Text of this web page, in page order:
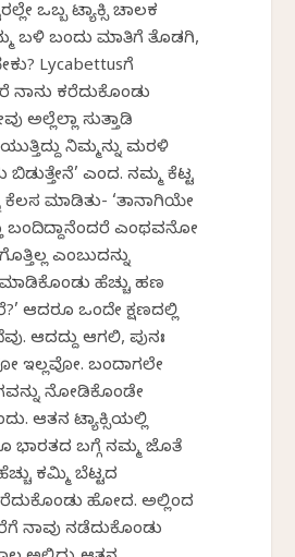
ಒಬ್ಬ ಟ್ಯಾಕ್ಸಿ ಚಾಲಕ
ಬಳಿ ಬಂದು ಮಾತಿಗೆ ತೊಡಗಿ,
Lycabettusಗೆ
ನಾನು ಕರೆದುಕೊಂಡು
ಅಲ್ಲೆಲ್ಲಾ ಸುತ್ತಾಡಿ
ನಿಮ್ಮನ್ನು ಮರಳಿ
ಬಿಡುತ್ತೇನೆ’ ಎಂದ. ನಮ್ಮ ಕೆಟ್ಟ
ಕೆಲಸ ಮಾಡಿತು- ‘ತಾನಾಗಿಯೇ
ಬಂದಿದ್ದಾನೆಂದರೆ ಎಂಥವನೋ
ಎಂಬುದನ್ನು
ಹೆಚ್ಚು ಹಣ
ಆದರೂ ಒಂದೇ ಕ್ಷಣದಲ್ಲಿ
ಆದದ್ದು ಆಗಲಿ, ಪುನಃ
ಇಲ್ಲವೋ. ಬಂದಾಗಲೇ
ನೋಡಿಕೊಂಡೇ
ಆತನ ಟ್ಯಾಕ್ಸಿಯಲ್ಲಿ
ಭಾರತದ ಬಗ್ಗೆ ನಮ್ಮ ಜೊತೆ
ಕಮ್ಮಿ ಬೆಟ್ಟದ
ಹೋದ. ಅಲ್ಲಿಂದ
ನಾವು ನಡೆದುಕೊಂಡು